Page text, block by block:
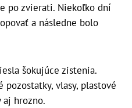
po zvierati. Niekoľko dní
a následne bolo
šokujúce zistenia.
vlasy, plastové
aj hrozno.